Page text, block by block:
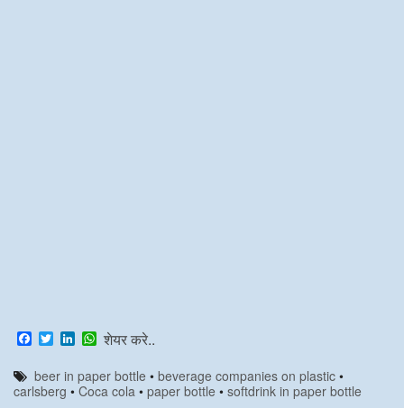
F
a
c
e
b
T
w
t
t
L
k
e
W
t
s
शेयर करे..
beer in paper bottle •beverage companies on plastic •
carlsberg • Coca cola • paper bottle • softdrink in paper bottle